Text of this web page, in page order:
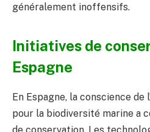
généralement inoffensifs.
Initiatives de
Espagne
En Espagne, la conscience de
pour la biodiversité marine a
de conservation. Les